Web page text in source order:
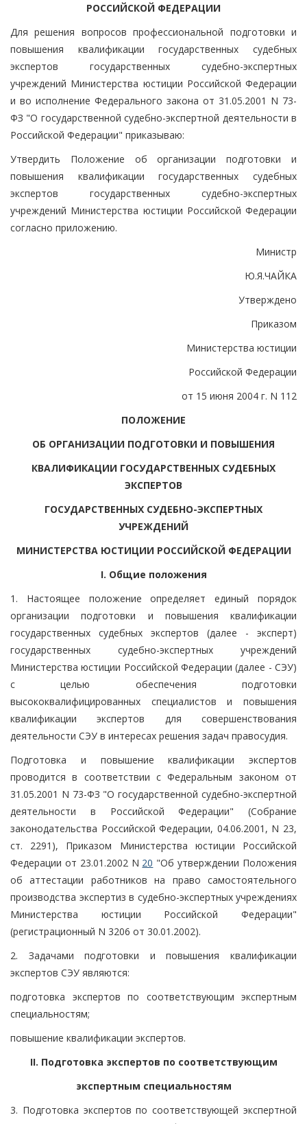
РОССИЙСКОЙ ФЕДЕРАЦИИ
Для решения вопросов профессиональной подготовки и
повышения квалификации государственных судебных
экспертов государственных судебно-экспертных
учреждений Министерства юстиции Российской Федерации
и во исполнение Федерального закона от 31.05.2001 N 73-
ФЗ "О государственной судебно-экспертной деятельности в
Российской Федерации" приказываю:
Утвердить Положение об организации подготовки и
повышения квалификации государственных судебных
экспертов государственных судебно-экспертных
учреждений Министерства юстиции Российской Федерации
согласно приложению.
Министр
Ю.Я.ЧАЙКА
Утверждено
Приказом
Министерства юстиции
Российской Федерации
от 15 июня 2004 г. N 112
ПОЛОЖЕНИЕ
ОБ ОРГАНИЗАЦИИ ПОДГОТОВКИ И ПОВЫШЕНИЯ
КВАЛИФИКАЦИИ ГОСУДАРСТВЕННЫХ СУДЕБНЫХ
ЭКСПЕРТОВ
ГОСУДАРСТВЕННЫХ СУДЕБНО-ЭКСПЕРТНЫХ
УЧРЕЖДЕНИЙ
МИНИСТЕРСТВА ЮСТИЦИИ РОССИЙСКОЙ ФЕДЕРАЦИИ
I. Общие положения
1. Настоящее положение определяет единый порядок
организации подготовки и повышения квалификации
государственных судебных экспертов (далее - эксперт)
государственных судебно-экспертных учреждений
Министерства юстиции Российской Федерации (далее - СЭУ)
с целью обеспечения подготовки
высококвалифицированных специалистов и повышения
квалификации экспертов для совершенствования
деятельности СЭУ в интересах решения задач правосудия.
Подготовка и повышение квалификации экспертов
проводится в соответствии с Федеральным законом от
31.05.2001 N 73-ФЗ "О государственной судебно-экспертной
деятельности в Российской Федерации" (Собрание
законодательства Российской Федерации, 04.06.2001, N 23,
ст. 2291), Приказом Министерства юстиции Российской
Федерации от 23.01.2002 N 20 "Об утверждении Положения
об аттестации работников на право самостоятельного
производства экспертиз в судебно-экспертных учреждениях
Министерства юстиции Российской Федерации"
(регистрационный N 3206 от 30.01.2002).
2. Задачами подготовки и повышения квалификации
экспертов СЭУ являются:
подготовка экспертов по соответствующим экспертным
специальностям;
повышение квалификации экспертов.
II. Подготовка экспертов по соответствующим
экспертным специальностям
3. Подготовка экспертов по соответствующей экспертной